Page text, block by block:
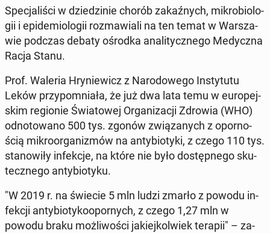
Spe­cja­li­ści w dzie­dzi­nie chorób za­kaź­nych, mi­kro­bio­lo­
gii i epi­de­mio­lo­gii roz­ma­wia­li na ten temat w War­sza­
wie podczas debaty ośrodka ana­li­tycz­ne­go Me­dycz­na
Racja Stanu.
Prof. Waleria Hry­nie­wicz z Na­ro­do­we­go In­sty­tu­tu
Leków przy­po­mnia­ła, że już dwa lata temu w eu­ro­pej­
skim re­gio­nie Świa­to­wej Or­ga­ni­za­cji Zdrowia (WHO)
od­no­to­wa­no 500 tys. zgonów zwią­za­nych z opor­no­
ścią mi­kro­or­ga­ni­zmów na an­ty­bio­ty­ki, z czego 110 tys.
sta­no­wi­ły in­fek­cje, na które nie było do­stęp­ne­go sku­
tecz­ne­go an­ty­bio­ty­ku.
"W 2019 r. na świecie 5 mln ludzi zmarło z powodu in­
fek­cji an­ty­bio­ty­ko­opor­nych, z czego 1,27 mln w
powodu braku moż­li­wo­ści ja­kiej­kol­wiek terapii" – za­